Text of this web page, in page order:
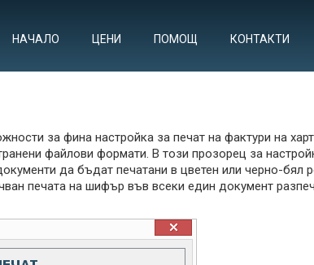
НАЧАЛО ЦЕНИ ПОМОЩ КОНТАКТИ
за фина настройка за печат на фактури на
файлови формати. В този прозорец за
да бъдат печатани в цветен или черно-бял
печата на шифър във всеки един документ